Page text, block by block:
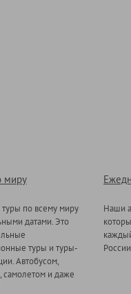
миру
по всему миру
датами. Это
туры и туры-
Автобусом,
самолетом и даже
Наши